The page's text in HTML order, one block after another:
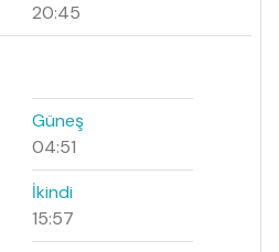
20:45
Güneş
04:51
İkindi
15:57